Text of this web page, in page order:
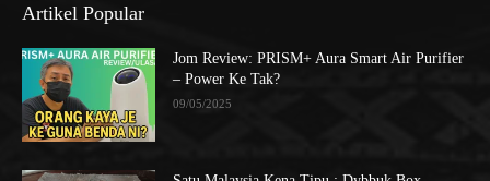
Artikel Popular
Jom Review: PRISM+ Aura Smart Air Purifier
– Power Ke Tak?
09/05/2025